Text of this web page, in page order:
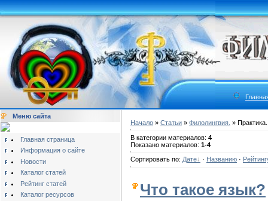
Меню сайта
Главная страница
Информация о сайте
Новости
Каталог статей
Рейтинг статей
Каталог ресурсов
Начало » Статьи » Филолингвия. » Практика.
В категории материалов: 4
Показано материалов: 1-4
Сортировать по: Дате · Названию ·
Что такое язык?